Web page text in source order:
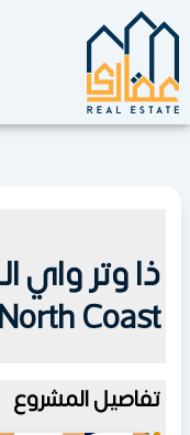
تخطي
إلى
Coast
تفاصيل المشروع